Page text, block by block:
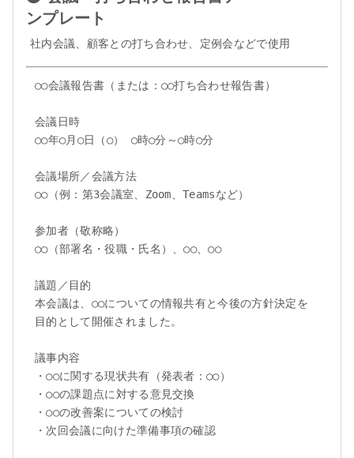
ンプレート
社内会議、顧客との打ち合わせ、定例会などで使用
○○会議報告書（または：○○打ち合わせ報告書）
会議日時
○○年○月○日（○） ○時○分～○時○分
会議場所／会議方法
○○（例：第3会議室、Zoom、Teamsなど）
参加者（敬称略）
○○（部署名・役職・氏名）、○○、○○
議題／目的
本会議は、○○についての情報共有と今後の方針決定を
目的として開催されました。
議事内容
・○○に関する現状共有（発表者：○○）
・○○の課題点に対する意見交換
・○○の改善案についての検討
・次回会議に向けた準備事項の確認